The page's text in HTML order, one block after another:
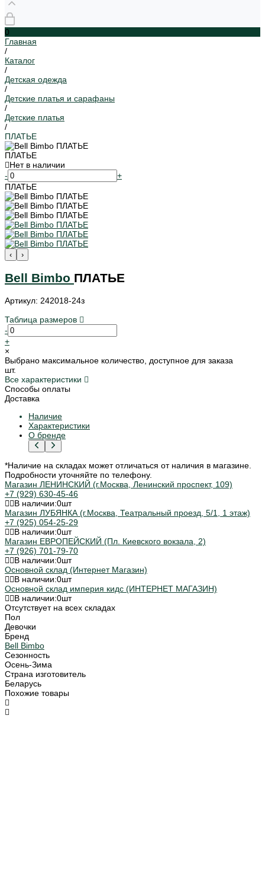
0
Главная
/
Каталог
/
Детская одежда
/
Детские платья и сарафаны
/
Детские платья
/
ПЛАТЬЕ
ПЛАТЬЕ
Нет в наличии
-
+
ПЛАТЬЕ
‹ ›
Bell Bimbo ПЛАТЬЕ
Артикул: 242018-24з
Таблица размеров
-
+
×
Выбрано максимальное количество, доступное для заказа
шт.
Все характеристики
Способы оплаты
Доставка
Наличие
Характеристики
О бренде
*Наличие на складах может отличаться от наличия в магазине.
Подробности уточняйте по телефону.
Магазин ЛЕНИНСКИЙ (г.Москва, Ленинский проспект, 109)
+7 (929) 630-45-46
В наличии:0шт
Магазин ЛУБЯНКА (г.Москва, Театральный проезд, 5/1, 1 этаж)
+7 (925) 054-25-29
В наличии:0шт
Магазин ЕВРОПЕЙСКИЙ (Пл. Киевского вокзала, 2)
+7 (926) 701-79-70
В наличии:0шт
Основной склад (Интернет Магазин)
В наличии:0шт
Основной склад империя кидс (ИНТЕРНЕТ МАГАЗИН)
В наличии:0шт
Отсутствует на всех складах
Пол
Девочки
Бренд
Bell Bimbo
Сезонность
Осень-Зима
Страна изготовитель
Беларусь
Похожие товары